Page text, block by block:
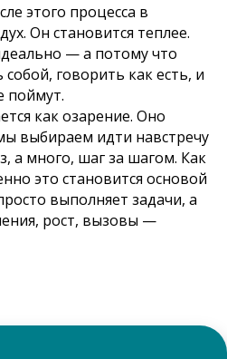
этого процесса в
Он становится теплее.
— а потому что
говорить как есть, и
поймут.
как озарение. Оно
выбираем идти навстречу
а много, шаг за шагом. Как
это становится основой
выполняет задачи, а
рост, вызовы —